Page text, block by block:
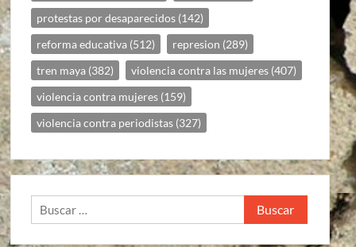
protestas por desaparecidos (142)
reforma educativa (512) represion (289)
tren maya (382) violencia contra las mujeres (407)
violencia contra mujeres (159)
violencia contra periodistas (327)
Buscar: